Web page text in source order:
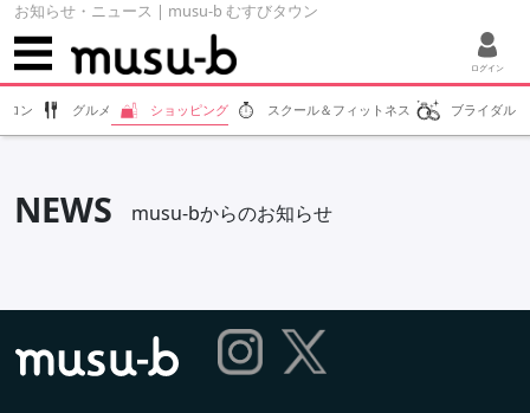
お知らせ・ニュース | musu-b むすびタウン
ログイン
ロン グルメ ショッピング スクール＆フィットネス ブライダル
NEWS musu-bからのお知らせ